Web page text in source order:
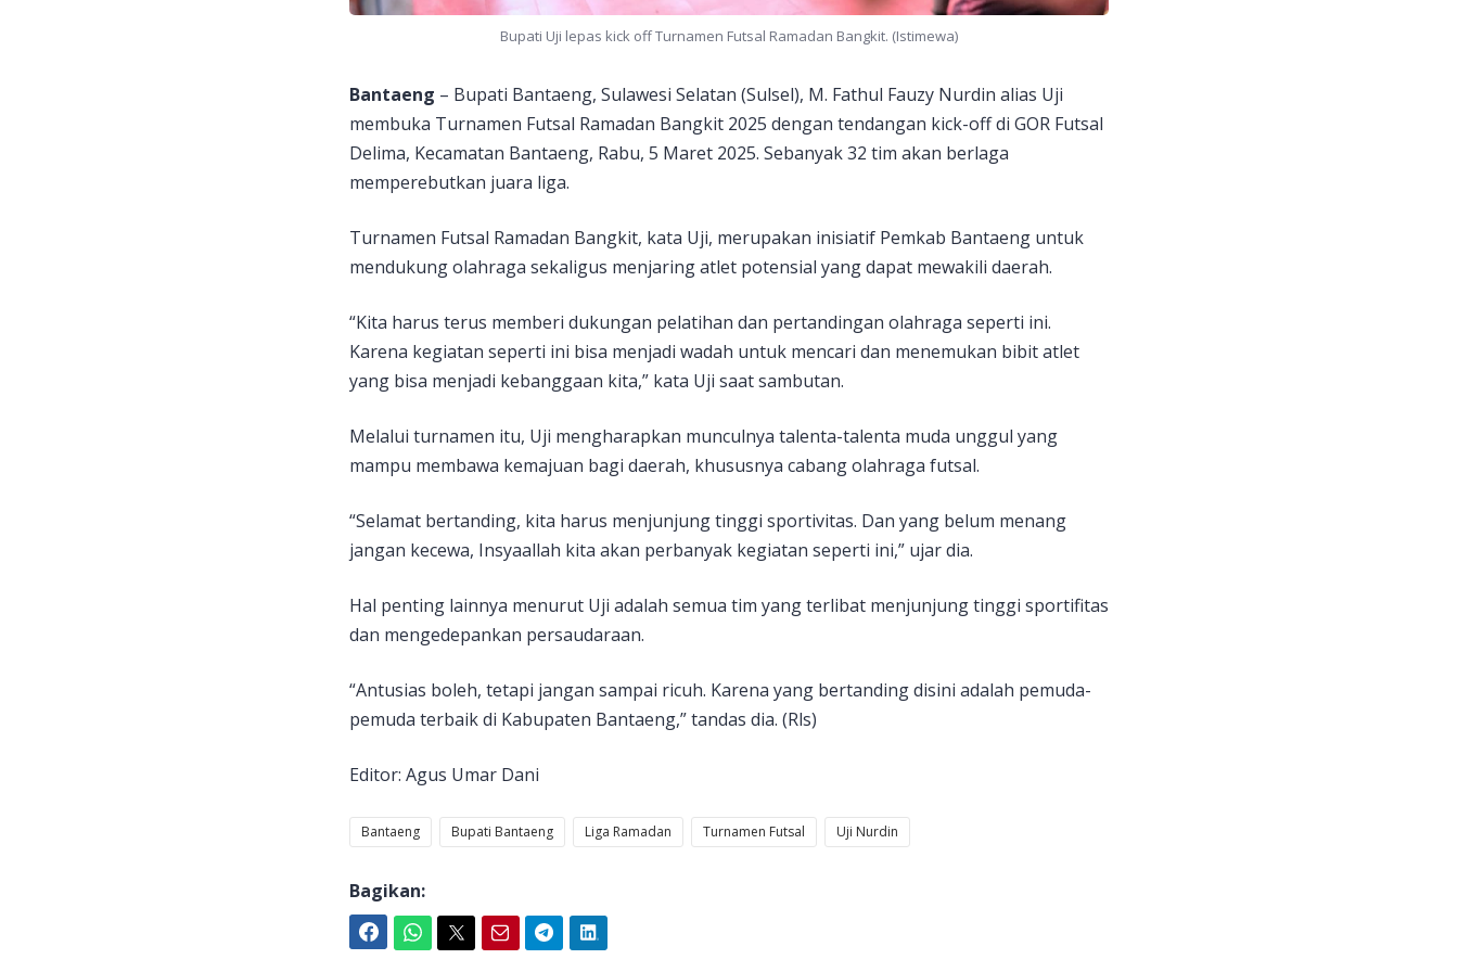
Bupati Uji lepas kick off Turnamen Futsal Ramadan Bangkit. (Istimewa)
Bantaeng – Bupati Bantaeng, Sulawesi Selatan (Sulsel), M. Fathul Fauzy Nurdin alias Uji
membuka Turnamen Futsal Ramadan Bangkit 2025 dengan tendangan kick-off di GOR Futsal
Delima, Kecamatan Bantaeng, Rabu, 5 Maret 2025. Sebanyak 32 tim akan berlaga
memperebutkan juara liga.
Turnamen Futsal Ramadan Bangkit, kata Uji, merupakan inisiatif Pemkab Bantaeng untuk
mendukung olahraga sekaligus menjaring atlet potensial yang dapat mewakili daerah.
“Kita harus terus memberi dukungan pelatihan dan pertandingan olahraga seperti ini.
Karena kegiatan seperti ini bisa menjadi wadah untuk mencari dan menemukan bibit atlet
yang bisa menjadi kebanggaan kita,” kata Uji saat sambutan.
Melalui turnamen itu, Uji mengharapkan munculnya talenta-talenta muda unggul yang
mampu membawa kemajuan bagi daerah, khususnya cabang olahraga futsal.
“Selamat bertanding, kita harus menjunjung tinggi sportivitas. Dan yang belum menang
jangan kecewa, Insyaallah kita akan perbanyak kegiatan seperti ini,” ujar dia.
Hal penting lainnya menurut Uji adalah semua tim yang terlibat menjunjung tinggi sportifitas
dan mengedepankan persaudaraan.
“Antusias boleh, tetapi jangan sampai ricuh. Karena yang bertanding disini adalah pemuda-
pemuda terbaik di Kabupaten Bantaeng,” tandas dia. (Rls)
Editor: Agus Umar Dani
Bantaeng Bupati Bantaeng Liga Ramadan Turnamen Futsal Uji Nurdin
Bagikan: